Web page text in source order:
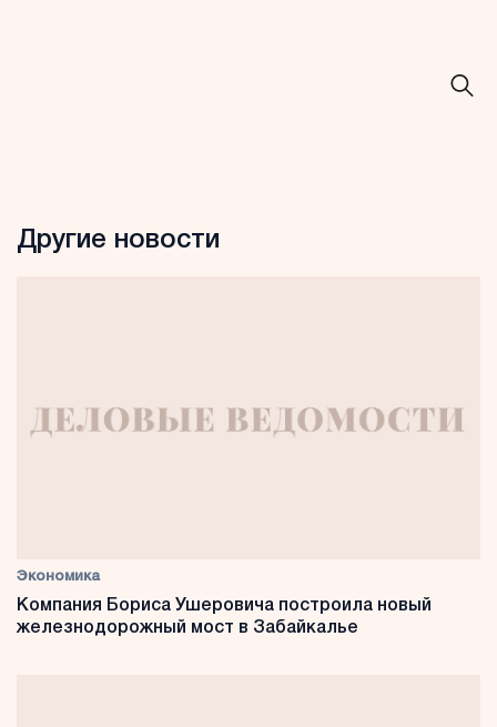
Другие новости
Экономика
Компания Бориса Ушеровича построила новый
железнодорожный мост в Забайкалье